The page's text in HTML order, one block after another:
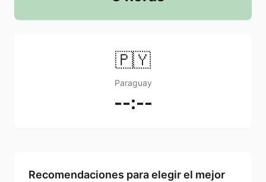
🇵🇾
Paraguay
--:--
Recomendaciones para elegir el mejor